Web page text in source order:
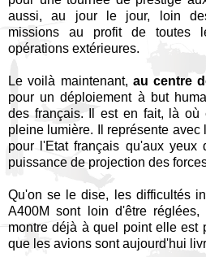
aussi, au jour le jour, loin
missions au profit de toutes
opérations extérieures.
Le voilà maintenant, au centre
pour un déploiement à but
des français. Il est en fait, là
pleine lumière. Il représente
pour l'Etat français qu'aux
puissance de projection des
Qu'on se le dise, les difficultés
A400M sont loin d'être
montre déjà à quel point elle est
que les avions sont aujourd'hui